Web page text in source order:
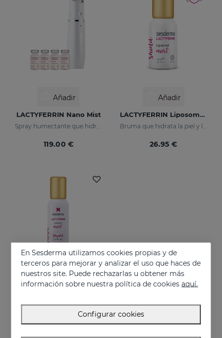
Añadir
LACTYFERRIN Nano Mist
Spray humectante que hidrata en profundidad, manteniendo en perfecto estado la piel (barrera natural)
119.00 €
Añadir
LACTYFERRIN Liposomal Mist 30ml
Bruma que hidrata la piel y la mantiene en perfecto estado
26.95 €
Añadir
LACTYFERRIN Liposomal Mist 100ml
Bruma que hidrata la piel y la mantiene en perfecto estado
En Sesderma utilizamos cookies propias y de
terceros para mejorar y analizar el uso que haces de
nuestros site. Puede rechazarlas u obtener más
información sobre nuestra política de cookiesaquí.
Configurar cookies